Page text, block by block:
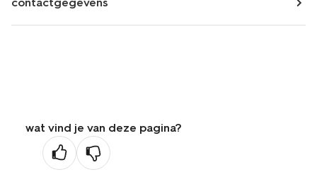
wat vind je van deze pagina?